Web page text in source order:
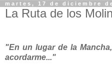
martes, 17 de diciembre
La Ruta de los
"En un lugar de la
acordarme..."